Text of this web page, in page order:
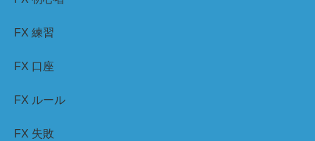
FX 練習
FX 口座
FX ルール
FX 失敗